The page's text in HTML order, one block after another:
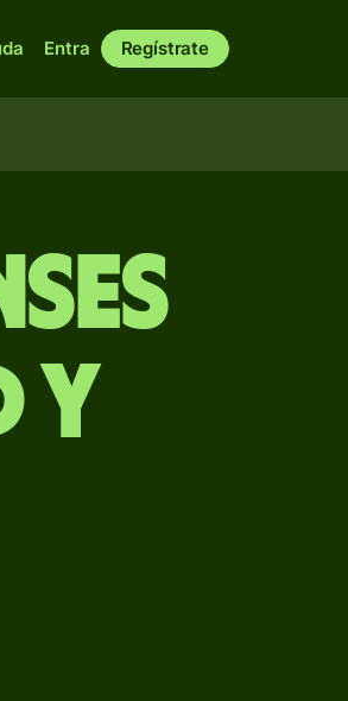
Entra Regístrate
y